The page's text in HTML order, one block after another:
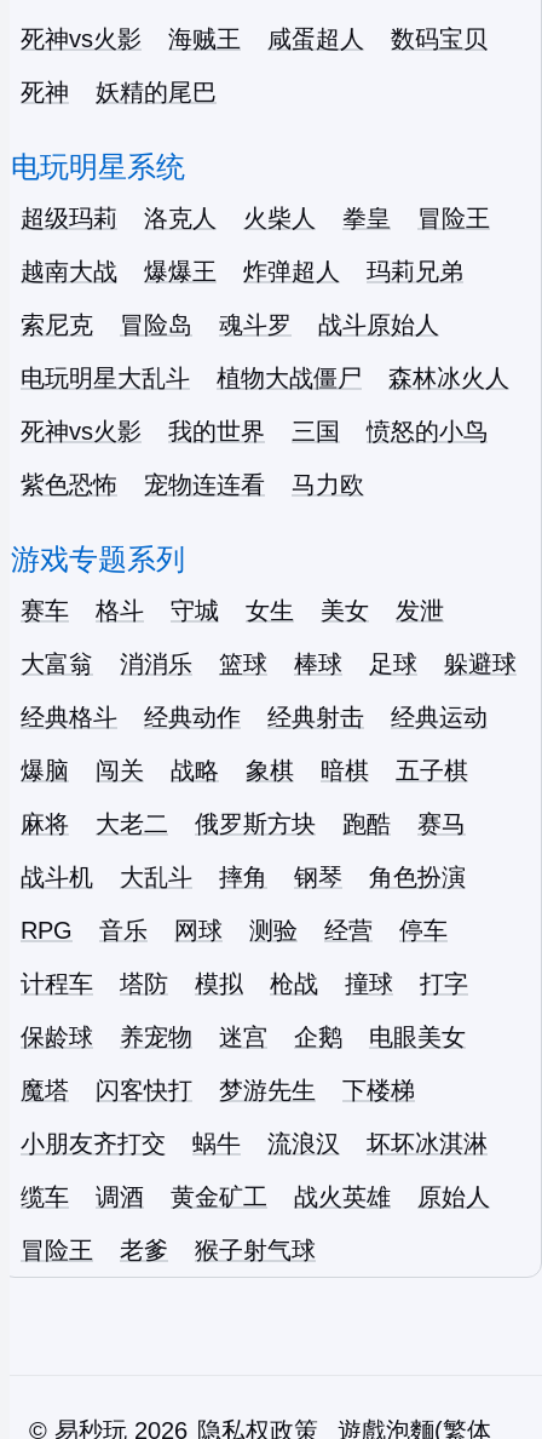
死神vs火影
海贼王 咸蛋超人
数码宝贝
死神
妖精的尾巴
电玩明星系统
超级玛莉 洛克人 火柴人 拳皇
冒险王
越南大战
爆爆王 炸弹超人
玛莉兄弟
索尼克
冒险岛 魂斗罗
战斗原始人
电玩明星大乱斗
植物大战僵尸
森林冰火人
死神vs火影
我的世界 三国
愤怒的小鸟
紫色恐怖
宠物连连看 马力欧
游戏专题系列
赛车 格斗 守城 女生 美女
发泄
大富翁
消消乐 篮球 棒球 足球
躲避球
经典格斗
经典动作 经典射击
经典运动
爆脑
闯关 战略 象棋 暗棋
五子棋
麻将
大老二 俄罗斯方块 跑酷
赛马
战斗机
大乱斗 摔角 钢琴
角色扮演
RPG
音乐 网球 测验 经营
停车
计程车
塔防 模拟 枪战 撞球
打字
保龄球
养宠物 迷宫 企鹅
电眼美女
魔塔
闪客快打 梦游先生
下楼梯
小朋友齐打交
蜗牛 流浪汉
坏坏冰淇淋
缆车
调酒 黄金矿工 战火英雄
原始人
冒险王
老爹 猴子射气球
© 易秒玩 2026 隐私权政策 遊戲泡麵(繁体